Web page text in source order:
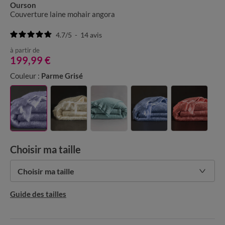
Ourson
Couverture laine mohair angora
4.7/5 - 14avis
à partir de
199,99 €
Couleur : Parme Grisé
Choisir ma taille
Choisir ma taille
Guide des tailles